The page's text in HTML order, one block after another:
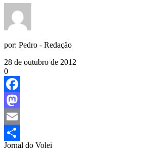
por: Pedro - Redação
28 de outubro de 2012
0
Facebook
Mastodon
Email
Share
Jornal do Volei